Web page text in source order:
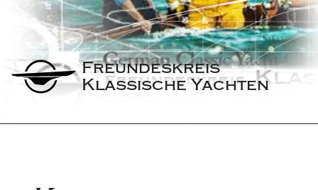
Freundeskreis
Klassische Yachten